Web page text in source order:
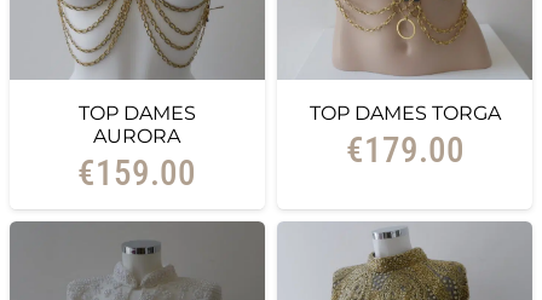
TOP DAMES
AURORA
€159.00
TOP DAMES TORGA
€179.00